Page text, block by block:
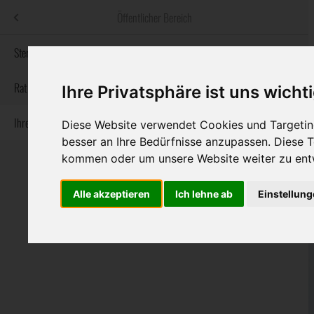
Ihre Privatsphäre ist uns
Diese Website verwendet Cookies und
besser an Ihre Bedürfnisse anzupassen. Diese
kommen oder um unsere Website weiter zu
Alle akzeptieren Ich lehne ab
bestatter.at
Informationswebsite der österreichischen Bestatter
Navigation
überspringen
Sterbeanzeigen Rat & Hilfe im Trauerfall Ihre Bestatter
Bundesland
Sterbeanzeigen
Rat & Hilfe im Trauerfall
Ihre Bestatter